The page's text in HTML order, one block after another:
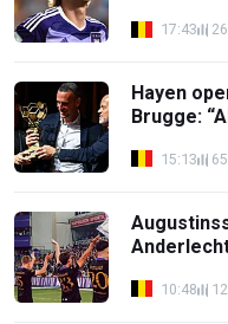
17:43
Hayen
Brugge:
15:13
10:48